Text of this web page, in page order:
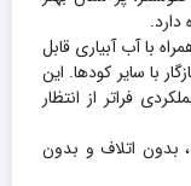
دارد.
هر هکتار، همراه با آب آبیاری قابل
با سایر کودها. این
فراتر از انتظار
بدون اتلاف و بدون